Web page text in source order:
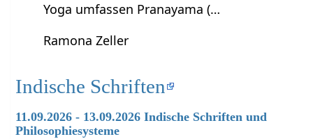
Yoga umfassen Pranayama (…
Ramona Zeller
Indische Schriften
11.09.2026 - 13.09.2026 Indische Schriften und
Philosophiesysteme